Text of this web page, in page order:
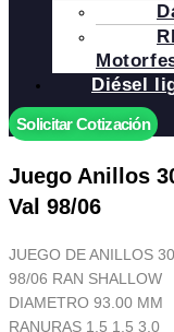
Diésel
Solicitar Cotización
Juego Anillos
Val 98/06
JUEGO DE ANILLOS
98/06 RAN SHALLOW
DIAMETRO 93.00 MM
RANURAS 1.5 1.5 3.0